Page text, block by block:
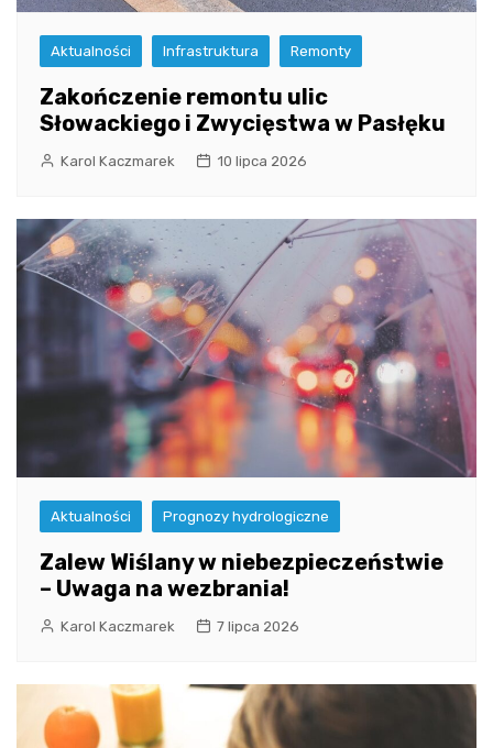
Aktualności Infrastruktura Remonty
Zakończenie remontu ulic
Słowackiego i Zwycięstwa w Pasłęku
Karol Kaczmarek 10 lipca 2026
Aktualności Prognozy hydrologiczne
Zalew Wiślany w niebezpieczeństwie
– Uwaga na wezbrania!
Karol Kaczmarek 7 lipca 2026